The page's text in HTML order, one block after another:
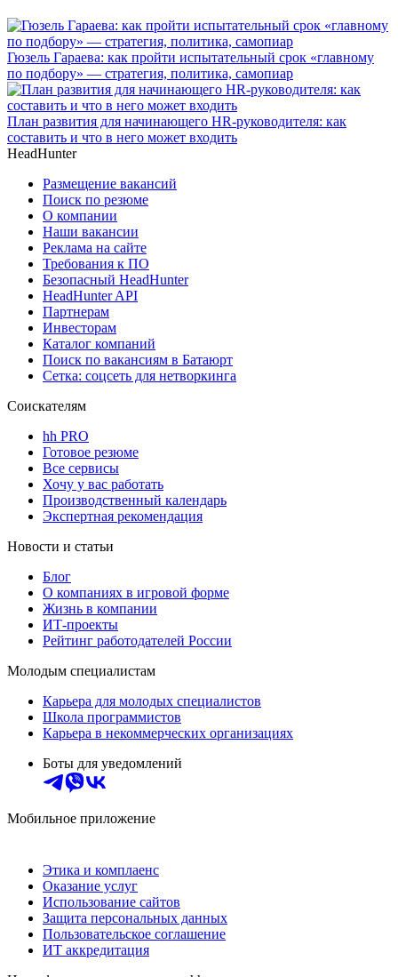
Гюзель Гараева: как пройти испытательный срок «главному
по подбору» — стратегия, политика, самопиар
План развития для начинающего HR-руководителя: как
составить и что в него может входить
HeadHunter
Размещение вакансий
Поиск по резюме
О компании
Наши вакансии
Реклама на сайте
Требования к ПО
Безопасный HeadHunter
HeadHunter API
Партнерам
Инвесторам
Каталог компаний
Поиск по вакансиям в Батаюрт
Сетка: соцсеть для нетворкинга
Соискателям
hh PRO
Готовое резюме
Все сервисы
Хочу у вас работать
Производственный календарь
Экспертная рекомендация
Новости и статьи
Блог
О компаниях в игровой форме
Жизнь в компании
ИТ-проекты
Рейтинг работодателей России
Молодым специалистам
Карьера для молодых специалистов
Школа программистов
Карьера в некоммерческих организациях
Боты для уведомлений
Мобильное приложение
Этика и комплаенс
Оказание услуг
Использование сайтов
Защита персональных данных
Пользовательское соглашение
ИТ аккредитация